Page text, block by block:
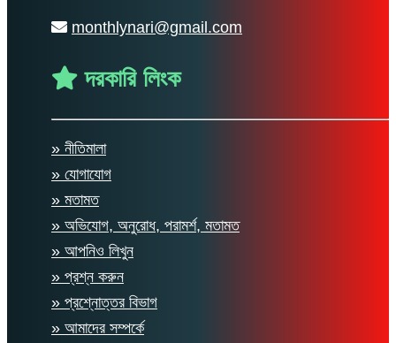
monthlynari@gmail.com
দরকারি লিংক
» নীতিমালা
» যোগাযোগ
» মতামত
» অভিযোগ, অনুরোধ, পরামর্শ, মতামত
» আপনিও লিখুন
» প্রশ্ন করুন
» প্রশ্নোত্তর বিভাগ
» আমাদের সম্পর্কে